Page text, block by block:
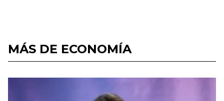
MÁS DE ECONOMÍA